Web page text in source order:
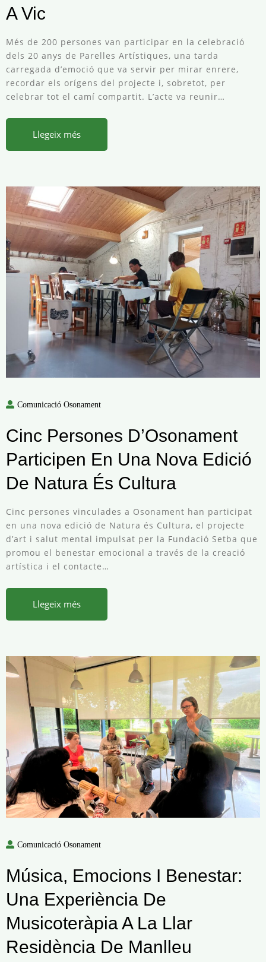
A Vic
Més de 200 persones van participar en la celebració
dels 20 anys de Parelles Artístiques, una tarda
carregada d’emoció que va servir per mirar enrere,
recordar els orígens del projecte i, sobretot, per
celebrar tot el camí compartit. L’acte va reunir…
Llegeix més
Comunicació Osonament
Cinc Persones D’Osonament
Participen En Una Nova Edició
De Natura És Cultura
Cinc persones vinculades a Osonament han participat
en una nova edició de Natura és Cultura, el projecte
d’art i salut mental impulsat per la Fundació Setba que
promou el benestar emocional a través de la creació
artística i el contacte…
Llegeix més
Comunicació Osonament
Música, Emocions I Benestar:
Una Experiència De
Musicoteràpia A La Llar
Residència De Manlleu